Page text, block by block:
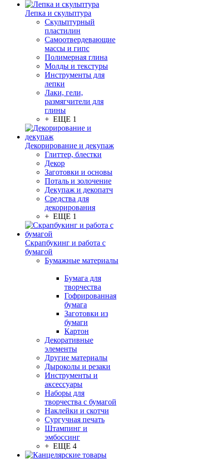
Лепка и скульптура
Скульптурный
пластилин
Самоотвердевающие
массы и гипс
Полимерная глина
Молды и текстуры
Инструменты для
лепки
Лаки, гели,
размягчители для
глины
+ ЕЩЕ 1
Декорирование и декупаж
Глиттер, блестки
Декор
Заготовки и основы
Поталь и золочение
Декупаж и декопатч
Средства для
декорирования
+ ЕЩЕ 1
Скрапбукинг и работа с
бумагой
Бумажные материалы
Бумага для
творчества
Гофрированная
бумага
Заготовки из
бумаги
Картон
Декоративные
элементы
Другие материалы
Дыроколы и резаки
Инструменты и
аксессуары
Наборы для
творчества с бумагой
Наклейки и скотчи
Сургучная печать
Штампинг и
эмбоссинг
+ ЕЩЕ 4